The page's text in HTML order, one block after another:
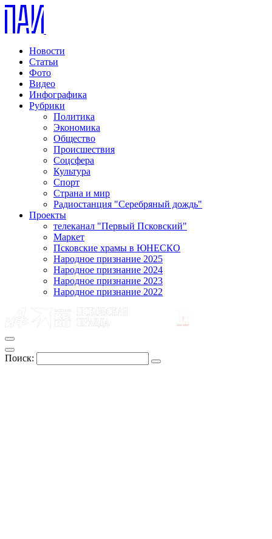
Новости
Статьи
Фото
Видео
Инфографика
Рубрики
Политика
Экономика
Общество
Происшествия
Соцсфера
Культура
Спорт
Страна и мир
Радиостанция "Серебряный дождь"
Проекты
телеканал "Первый Псковский"
Маркет
Псковские храмы в ЮНЕСКО
Народное признание 2025
Народное признание 2024
Народное признание 2023
Народное признание 2022
Поиск: